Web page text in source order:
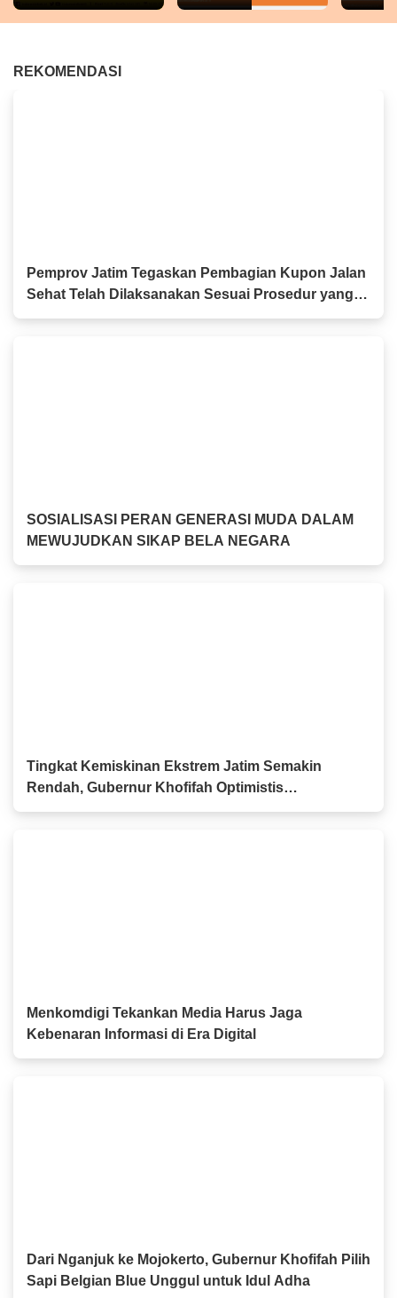
REKOMENDASI
Pemprov Jatim Tegaskan Pembagian Kupon Jalan
Sehat Telah Dilaksanakan Sesuai Prosedur yang
Berlaku
SOSIALISASI PERAN GENERASI MUDA DALAM
MEWUJUDKAN SIKAP BELA NEGARA
Tingkat Kemiskinan Ekstrem Jatim Semakin
Rendah, Gubernur Khofifah Optimistis
Kesejahteraan Masyarakat Meningkat
Menkomdigi Tekankan Media Harus Jaga
Kebenaran Informasi di Era Digital
Dari Nganjuk ke Mojokerto, Gubernur Khofifah Pilih
Sapi Belgian Blue Unggul untuk Idul Adha